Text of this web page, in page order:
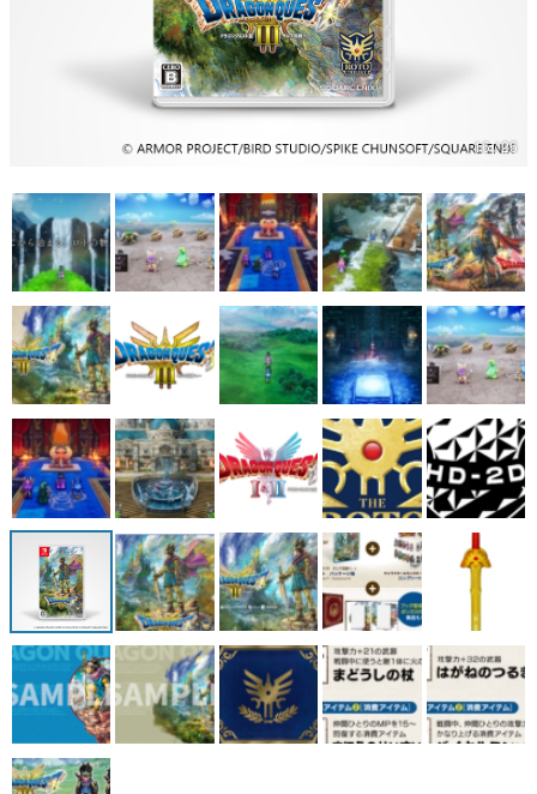
その他
電ファミニコゲーマーとは？
運営：株式会社マレ
16 / 26